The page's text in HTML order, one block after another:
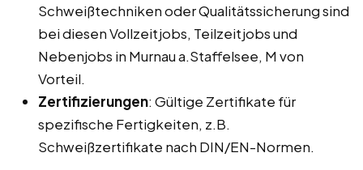
Schweißtechniken oder Qualitätssicherung sind
bei diesen Vollzeitjobs, Teilzeitjobs und
Nebenjobs in Murnau a.Staffelsee, M von
Vorteil.
Zertifizierungen: Gültige Zertifikate für
spezifische Fertigkeiten, z.B.
Schweißzertifikate nach DIN/EN-Normen.